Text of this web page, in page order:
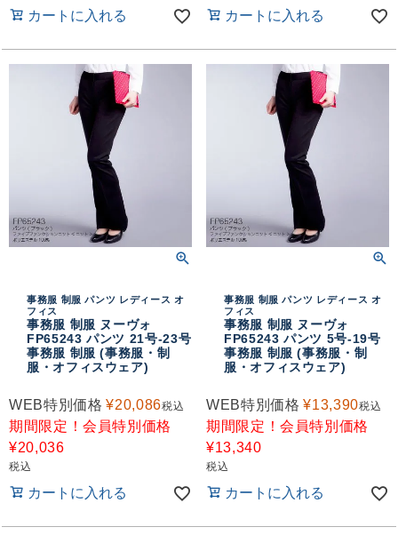
カートに入れる カートに入れる
事務服 制服 パンツ レディース オ
フィス
事務服 制服 ヌーヴォ
FP65243 パンツ 21号-23号
事務服 制服 (事務服・制
服・オフィスウェア)
WEB特別価格 ¥20,086税込
期間限定！会員特別価格
¥20,036
税込
カートに入れる
事務服 制服 パンツ レディース オ
フィス
事務服 制服 ヌーヴォ
FP65243 パンツ 5号-19号
事務服 制服 (事務服・制
服・オフィスウェア)
WEB特別価格 ¥13,390税込
期間限定！会員特別価格
¥13,340
税込
カートに入れる